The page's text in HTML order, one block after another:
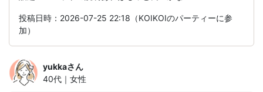
投稿日時：2026-07-25 22:18（KOIKOIのパーティーに参
加）
yukkaさん
40代｜女性